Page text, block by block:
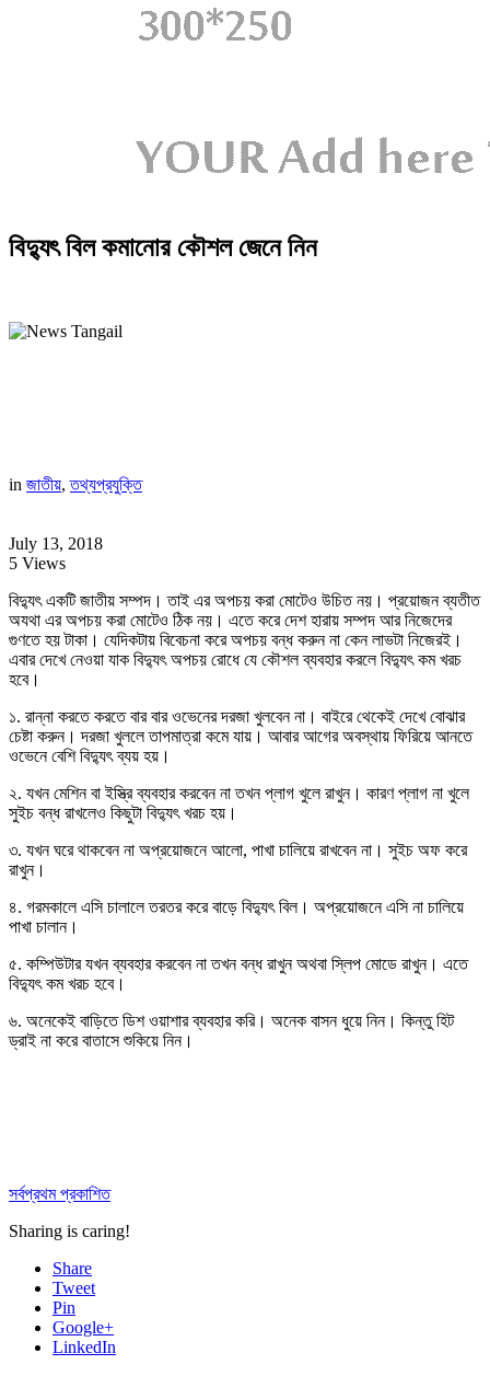
বিদ্যুৎ বিল কমানোর কৌশল জেনে নিন
in জাতীয়,তথ্যপ্রযুক্তি
July 13, 2018
5 Views
বিদ্যুৎ একটি জাতীয় সম্পদ। তাই এর অপচয় করা মোটেও উচিত নয়। প্রয়োজন ব্যতীত
অযথা এর অপচয় করা মোটেও ঠিক নয়। এতে করে দেশ হারায় সম্পদ আর নিজেদের
গুণতে হয় টাকা। যেদিকটায় বিবেচনা করে অপচয় বন্ধ করুন না কেন লাভটা নিজেরই।
এবার দেখে নেওয়া যাক বিদ্যুৎ অপচয় রোধে যে কৌশল ব্যবহার করলে বিদ্যুৎ কম খরচ
হবে।
১. রান্না করতে করতে বার বার ওভেনের দরজা খুলবেন না। বাইরে থেকেই দেখে বোঝার
চেষ্টা করুন। দরজা খুললে তাপমাত্রা কমে যায়। আবার আগের অবস্থায় ফিরিয়ে আনতে
ওভেনে বেশি বিদ্যুৎ ব্যয় হয়।
২. যখন মেশিন বা ইস্ত্রি ব্যবহার করবেন না তখন প্লাগ খুলে রাখুন। কারণ প্লাগ না খুলে
সুইচ বন্ধ রাখলেও কিছুটা বিদ্যুৎ খরচ হয়।
৩. যখন ঘরে থাকবেন না অপ্রয়োজনে আলো, পাখা চালিয়ে রাখবেন না। সুইচ অফ করে
রাখুন।
৪. গরমকালে এসি চালালে তরতর করে বাড়ে বিদ্যুৎ বিল। অপ্রয়োজনে এসি না চালিয়ে
পাখা চালান।
৫. কম্পিউটার যখন ব্যবহার করবেন না তখন বন্ধ রাখুন অথবা স্লিপ মোডে রাখুন। এতে
বিদ্যুৎ কম খরচ হবে।
৬. অনেকেই বাড়িতে ডিশ ওয়াশার ব্যবহার করি। অনেক বাসন ধুয়ে নিন। কিন্তু হিট
ড্রাই না করে বাতাসে শুকিয়ে নিন।
সর্বপ্রথম প্রকাশিত
Sharing is caring!
Share
Tweet
Pin
Google+
LinkedIn